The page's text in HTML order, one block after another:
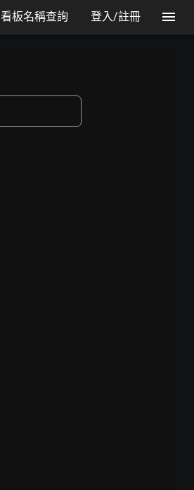
看板名稱查詢 登入/註冊